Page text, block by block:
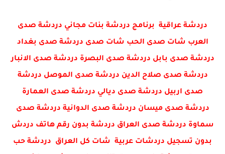
دردشة عراقية برنامج دردشة بنات مجاني دردشة صدى
العرب شات صدى الحب شات صدى دردشة صدى بغداد
دردشة صدى بابل دردشة صدى البصرة دردشة صدى الانبار
دردشة صدى صلاح الدين دردشة صدى الموصل دردشة
صدى اربيل دردشة صدى ديالي دردشة صدى العمارة
دردشة صدى ميسان دردشة صدى الدوانية دردشة صدى
سماوة دردشة صدى العراق دردشة بدون رقم هاتف دردش
بدون تسجيل دردشات عربية شات كل العراق دردشة حب